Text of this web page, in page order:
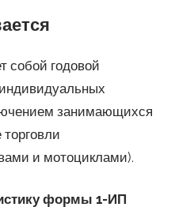
собой годовой
занимающихся
и мотоциклами).
формы 1-ИП